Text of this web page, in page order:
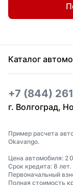
Каталог
+7 (844)
г. Волгоград,
Пример расчета
Okavango.
Цена автомобиля: 2
Срок кредита: 8 лет.
Первоначальный
Полная стоимость